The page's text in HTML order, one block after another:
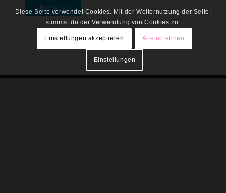
Diese Seite verwendet Cookies. Mit der Weiternutzung der Seite,
stimmst du der Verwendung von Cookies zu.
Einstellungen akzeptieren Alle ablehnen
Einstellungen